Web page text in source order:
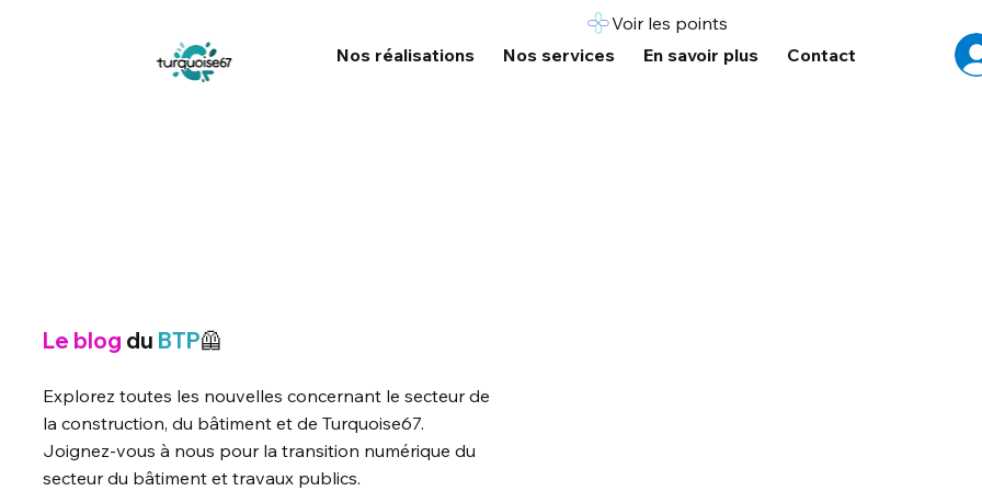
Nos réalisations Nos services En savoir plus Contact
Voir les points
Le blog du BTP🦺
Explorez toutes les nouvelles concernant le secteur de
la construction, du bâtiment et de Turquoise67.
Joignez-vous à nous pour la transition numérique du
secteur du bâtiment et travaux publics.